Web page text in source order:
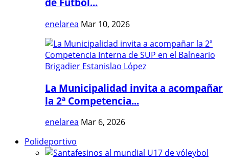
enelarea Mar 10, 2026
La Municipalidad invita a acompañar
la 2ª Competencia...
enelarea Mar 6, 2026
Polideportivo